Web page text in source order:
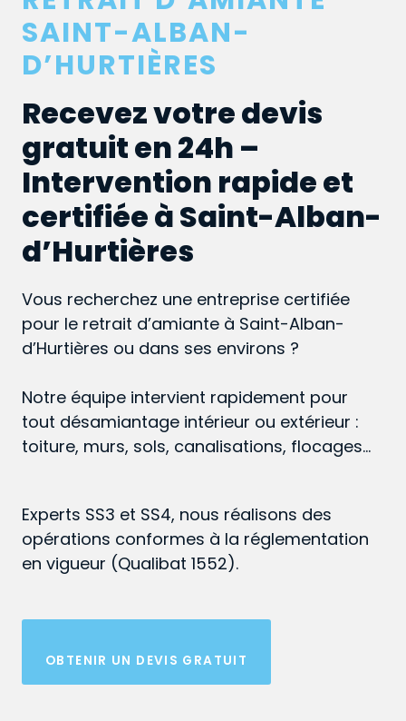
SAINT-ALBAN-
D’HURTIÈRES
Recevez votre devis
gratuit en 24h –
Intervention rapide et
certifiée à Saint-Alban-
d’Hurtières
Vous recherchez une entreprise certifiée
pour le retrait d’amiante à Saint-Alban-
d’Hurtières ou dans ses environs ?
Notre équipe intervient rapidement pour
tout désamiantage intérieur ou extérieur :
toiture, murs, sols, canalisations, flocages…
Experts SS3 et SS4, nous réalisons des
opérations conformes à la réglementation
en vigueur (Qualibat 1552).
OBTENIR UN DEVIS GRATUIT